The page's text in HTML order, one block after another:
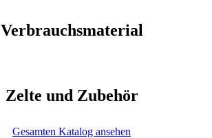
Verbrauchsmaterial
Zelte und Zubehör
Gesamten Katalog ansehen